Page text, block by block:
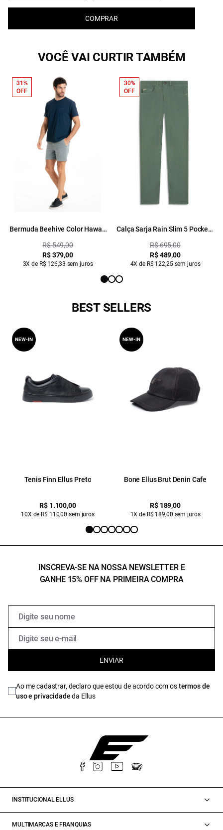
COMPRAR
VOCÊ VAI CURTIR TAMBÉM
Bermuda Beehive Color Hawaii
R$ 549,00
R$ 379,00
3X de R$ 126,33 sem juros
31%
OFF
Calça Sarja Rain Slim 5 Pockets
R$ 695,00
R$ 489,00
4X de R$ 122,25 sem juros
30%
OFF
BEST SELLERS
Tenis Finn Ellus Preto
R$ 1.100,00
10X de R$ 110,00 sem juros
NEW-IN
Bone Ellus Brut Denin Cafe
R$ 189,00
1X de R$ 189,00 sem juros
NEW-IN
INSCREVA-SE NA NOSSA NEWSLETTER E
GANHE 15% OFF NA PRIMEIRA COMPRA
ENVIAR
Ao me cadastrar, declaro que estou de acordo com ostermos de
uso e privacidadeda Ellus
INSTITUCIONAL ELLUS
MULTIMARCAS E FRANQUIAS